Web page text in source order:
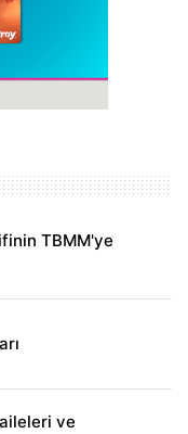
TBMM'ye
ve